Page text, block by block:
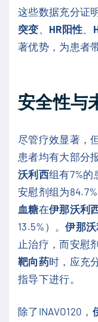
这些数据充分证
突变
HR阳性
著优势，为患者
安全性与
尽管疗效显著，
患者均有大部分
沃利西组有7%的
安慰剂组为
血糖在伊那沃利
13.5%）。伊那
止治疗，而安慰
靶向药时，应充
指导下进行。
除了INAVO120，